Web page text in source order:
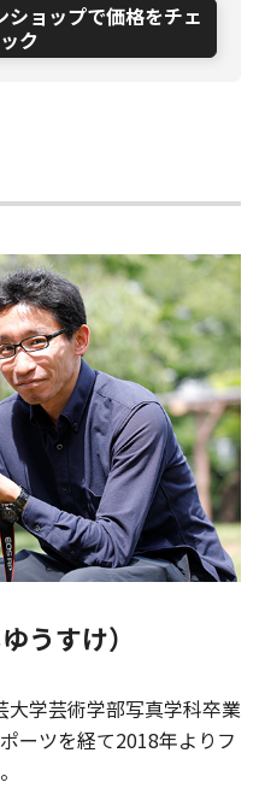
ショップで価格をチェ
ック
うすけ）
学芸術学部写真学科卒業
ーツを経て2018年よりフ